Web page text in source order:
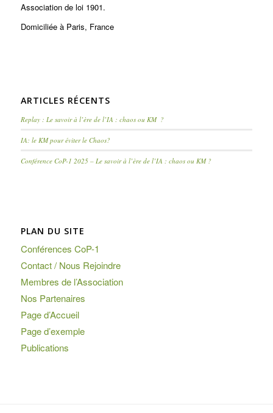
Association de loi 1901.
Domiciliée à Paris, France
ARTICLES RÉCENTS
Replay : Le savoir à l’ère de l’IA : chaos ou KM ?
IA: le KM pour éviter le Chaos?
Conférence CoP-1 2025 – Le savoir à l’ère de l’IA : chaos ou KM ?
PLAN DU SITE
Conférences CoP-1
Contact / Nous Rejoindre
Membres de l’Association
Nos Partenaires
Page d’Accueil
Page d’exemple
Publications